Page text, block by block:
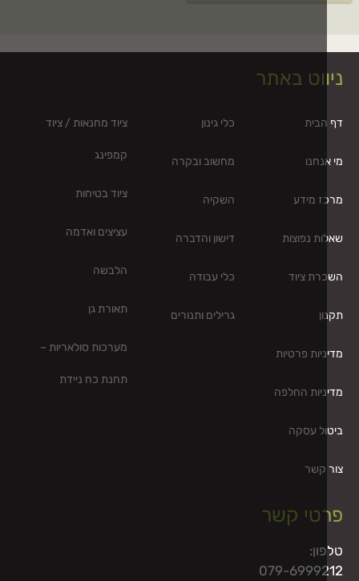
באתר
מידע
נפוצות
ציוד
פרטיות
החלפה
עסקה
קשר
כלי גינון
מחשוב ובקרה
דישון והדברה
כלי עבודה
גרילים ותנורים
ציוד מחנאות / ציוד
קמפינג
ציוד בטיחות
עציצים ואדמה
הלבשה
תאורת גן
מערכות סולאריות –
תחנת כח ניידת
קשר
079-